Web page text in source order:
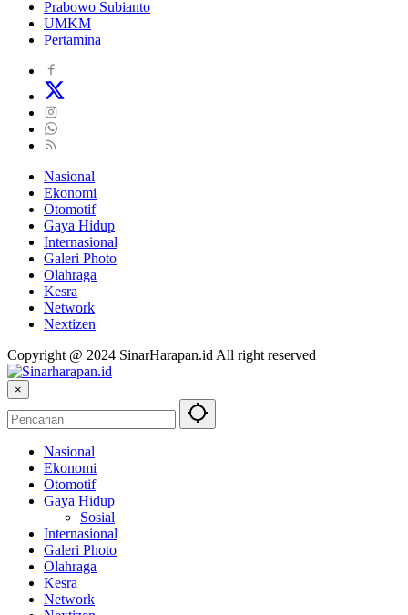
Prabowo Subianto
UMKM
Pertamina
Nasional
Ekonomi
Otomotif
Gaya Hidup
Internasional
Galeri Photo
Olahraga
Kesra
Network
Nextizen
Copyright @ 2024 SinarHarapan.id All right reserved
×
Nasional
Ekonomi
Otomotif
Gaya Hidup
Sosial
Internasional
Galeri Photo
Olahraga
Kesra
Network